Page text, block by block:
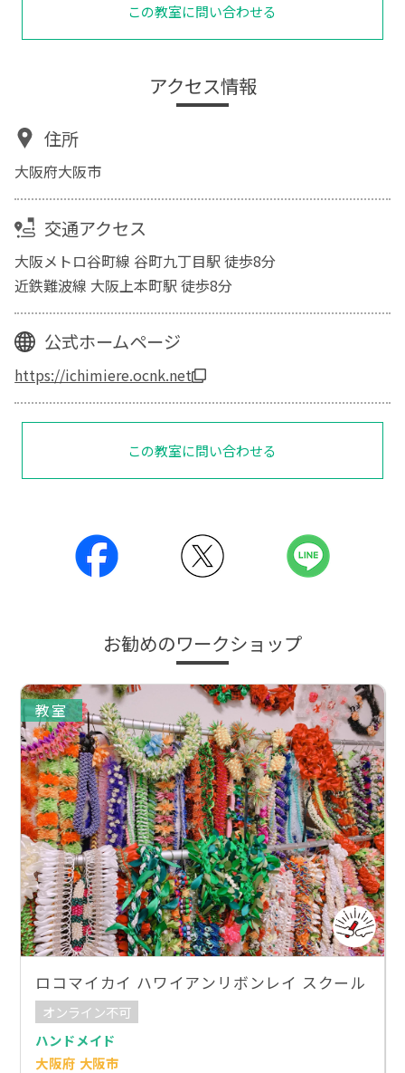
この教室に問い合わせる
アクセス情報
住所
大阪府大阪市
交通アクセス
大阪メトロ谷町線 谷町九丁目駅 徒歩8分
近鉄難波線 大阪上本町駅 徒歩8分
公式ホームページ
https://ichimiere.ocnk.net
この教室に問い合わせる
お勧めのワークショップ
教室
ロコマイカイ ハワイアンリボンレイ スクール
オンライン不可
ハンドメイド
大阪府 大阪市